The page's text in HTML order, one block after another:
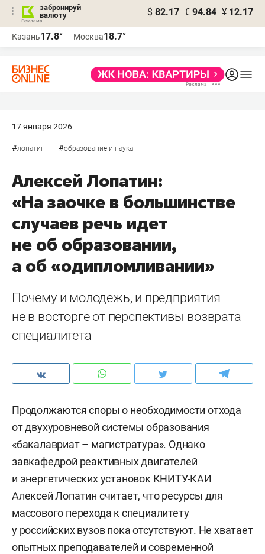
забронируй
валюту
$ 82.17 € 94.84 ¥ 12.17
Казань17.8° Москва18.7°
17 января 2026
#лопатин #образование и наука
Алексей Лопатин:
«На заочке в большинстве
случаев речь идет
не об образовании,
а об «одипломливании»
Почему и молодежь, и предприятия
не в восторге от перспективы возврата
специалитета
Продолжаются споры о необходимости отхода
от двухуровневой системы образования
«бакалавриат – магистратура». Однако
завкафедрой реактивных двигателей
и энергетических установок КНИТУ-КАИ
Алексей Лопатин считает, что ресурсы для
массового перехода к специалитету
у российских вузов пока отсутствуют. Не хватает
опытных преподавателей и современной